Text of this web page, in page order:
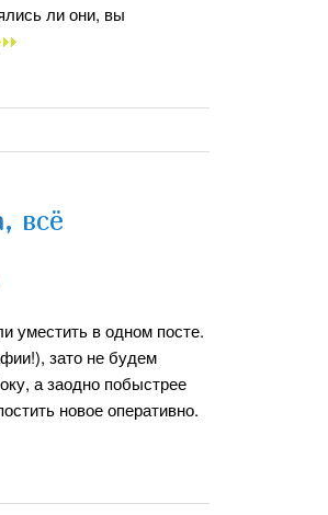
ли они, вы
всё
уместить в одном посте.
зато не будем
а заодно побыстрее
новое оперативно.